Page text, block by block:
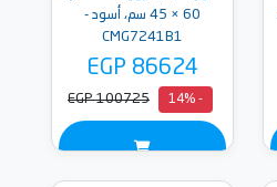
60 × 45 سم، أسود -
CMG7241B1
EGP 86624
- 14%
EGP 100725